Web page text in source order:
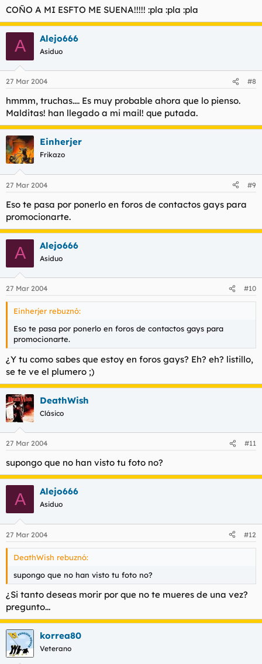
COÑO A MI ESFTO ME SUENA!!!!! :pla :pla :pla
A Alejo666
Asiduo
27 Mar 2004 #8
hmmm, truchas.... Es muy probable ahora que lo pienso.
Malditas! han llegado a mi mail! que putada.
Einherjer
Frikazo
27 Mar 2004 #9
Eso te pasa por ponerlo en foros de contactos gays para
promocionarte.
A Alejo666
Asiduo
27 Mar 2004 #10
Einherjer rebuznó:
Eso te pasa por ponerlo en foros de contactos gays para
promocionarte.
¿Y tu como sabes que estoy en foros gays? Eh? eh? listillo,
se te ve el plumero ;)
DeathWish
Clásico
27 Mar 2004 #11
supongo que no han visto tu foto no?
A Alejo666
Asiduo
27 Mar 2004 #12
DeathWish rebuznó:
supongo que no han visto tu foto no?
¿Si tanto deseas morir por que no te mueres de una vez?
pregunto...
korrea80
Veterano